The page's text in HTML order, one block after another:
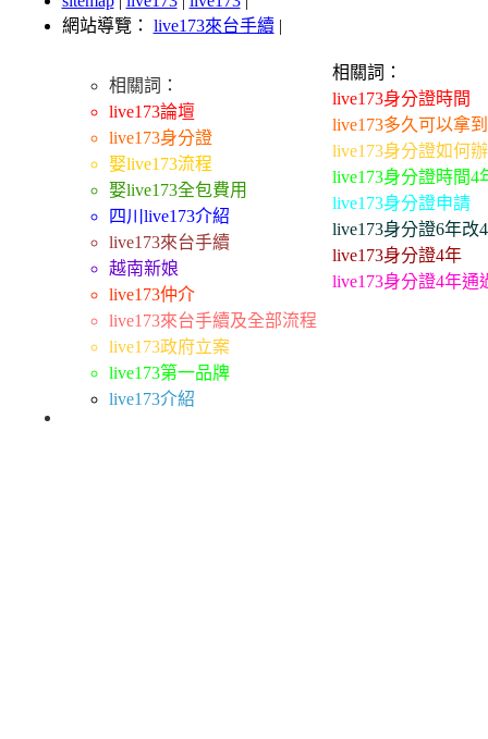
網站導覽： live173來台手續 |
相關詞：
live173論壇
live173身分證
娶live173流程
娶live173全包費用
四川live173介紹
live173來台手續
越南新娘
live173仲介
live173來台手續及全部流程
live173政府立案
live173第一品牌
live173介紹
相關詞：
live173身分證時間
live173多久可以拿
live173身分證如何
live173身分證時間4
live173身分證申請
live173身分證6年改
live173身分證4年
live173身分證4年通